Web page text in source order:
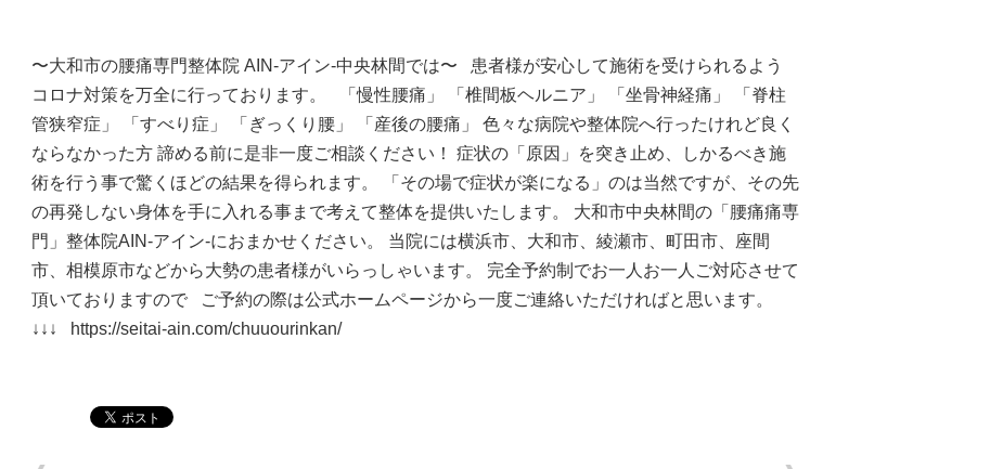
〜大和市の腰痛専門整体院 AIN-アイン-中央林間では〜 患者様が安心して施術を受けられるよう
コロナ対策を万全に行っております。 「慢性腰痛」 「椎間板ヘルニア」 「坐骨神経痛」 「脊柱
管狭窄症」 「すべり症」 「ぎっくり腰」 「産後の腰痛」 色々な病院や整体院へ行ったけれど良く
ならなかった方 諦める前に是非一度ご相談ください！ 症状の「原因」を突き止め、しかるべき施
術を行う事で驚くほどの結果を得られます。 「その場で症状が楽になる」のは当然ですが、その先
の再発しない身体を手に入れる事まで考えて整体を提供いたします。 大和市中央林間の「腰痛痛専
門」整体院AIN-アイン-におまかせください。 当院には横浜市、大和市、綾瀬市、町田市、座間
市、相模原市などから大勢の患者様がいらっしゃいます。 完全予約制でお一人お一人ご対応させて
頂いておりますので ご予約の際は公式ホームページから一度ご連絡いただければと思います。
↓↓↓
https://seitai-ain.com/chuuourinkan/